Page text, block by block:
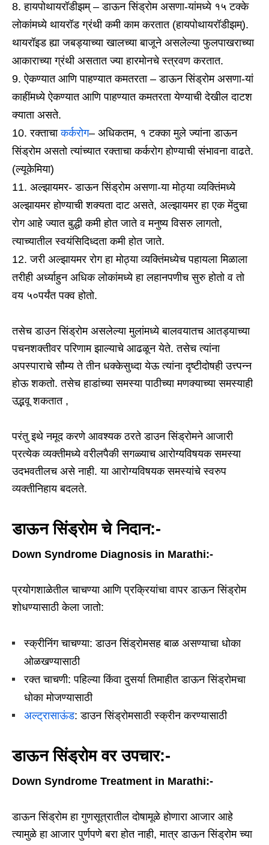
हायपोथायरॉडीझम् – डाऊन सिंड्रोम असणा-यांमध्ये १५ टक्के
लोकांमध्ये थायरॉड ग्रंथी कमी काम करतात (हायपोथायरॉडीझम्).
थायरॉइड ह्या जबड्याच्या खालच्या बाजूने असलेल्या फुलपाखराच्या
आकाराच्या ग्रंथी असतात ज्या हारमोनचे स्त्रवण करतात.
ऐकण्यात आणि पाहण्यात कमतरता – डाऊन सिंड्रोम असणा-यां
काहींमध्ये ऐकण्यात आणि पाहण्यात कमतरता येण्याची देखील दाटश
क्याता असते.
रक्ताचाकर्करोग– अधिकतम, १ टक्का मुले ज्यांना डाऊन
सिंड्रोम असतो त्यांच्यात रक्ताचा कर्करोग होण्याची संभावना वाढते.
(ल्यूकेमिया)
अल्झायमर- डाऊन सिंड्रोम असणा-या मोठ्या व्यक्तिंमध्ये
अल्झायमर होण्याची शक्यता दाट असते, अल्झायमर हा एक मेंदुचा
रोग आहे ज्यात बुद्धी कमी होत जाते व मनुष्य विसरु लागतो,
त्याच्यातील स्वयंसिदिध्दता कमी होत जाते.
जरी अल्झायमर रोग हा मोठ्या व्यक्तिंमध्येच पहायला मिळाला
तरीही अर्ध्याहुन अधिक लोकांमध्ये हा लहानपणीच सुरु होतो व तो
वय ५०पर्यंत पक्व होतो.
तसेच डाउन सिंड्रोम असलेल्या मुलांमध्ये बालवयातच आतड्याच्या
पचनशक्तीवर परिणाम झाल्याचे आढळून येते. तसेच त्यांना
अपस्पाराचे सौम्य ते तीन धक्केसुध्दा येऊ त्यांना दृष्टीदोषही उत्त्पन्न
होऊ शकतो. तसेच हाडांच्या समस्या पाठीच्या मणक्याच्या समस्याही
उद्भवू शकतात ,
परंतु इथे नमूद करणे आवश्यक ठरते डाउन सिंड्रोमने आजारी
प्रत्येक व्यक्तीमध्ये वरीलपैकी सगळ्याच आरोग्यविषयक समस्या
उदभवतीलच असे नाही. या आरोग्यविषयक समस्यांचे स्वरुप
व्यक्तीनिहाय बदलते.
डाऊन सिंड्रोम चे निदान:-
Down Syndrome Diagnosis in Marathi:-
प्रयोगशाळेतील चाचण्या आणि प्रक्रियांचा वापर डाऊन सिंड्रोम
शोधण्यासाठी केला जातो:
स्क्रीनिंग चाचण्या: डाउन सिंड्रोमसह बाळ असण्याचा धोका
ओळखण्यासाठी
रक्त चाचणी: पहिल्या किंवा दुसर्या तिमाहीत डाऊन सिंड्रोमचा
धोका मोजण्यासाठी
अल्ट्रासाऊंड: डाउन सिंड्रोमसाठी स्क्रीन करण्यासाठी
डाऊन सिंड्रोम वर उपचार:-
Down Syndrome Treatment in Marathi:-
डाऊन सिंड्रोम हा गुणसूत्रातील दोषामूळे होणारा आजार आहे
त्यामुळे हा आजार पुर्णपणे बरा होत नाही, मात्र डाऊन सिंड्रोम च्या